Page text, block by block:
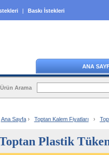
| Baskı İstekleri
ANA
Ürün Arama
Ana Sayfa› Toptan Kalem Fiyatları ›
Plastik